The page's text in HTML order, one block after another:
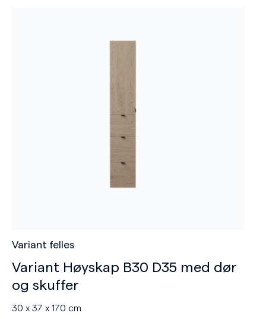
Variant felles
Variant Høyskap B30 D35 med dør
og skuffer
30 x 37 x 170 cm